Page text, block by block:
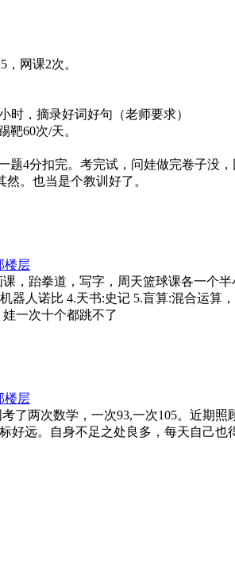
网课2次。
时，摘录好词好句（老师要求）
靶60次/天。
题4分扣完。考完试，问娃做完卷子
。也当是个教训好了。
楼层
课，跆拳道，写字，周天篮球课各一
器人诺比 4.天书:史记 5.盲算:混合运
一次十个都跳不了
楼层
了两次数学，一次93,一次105。近期
远。自身不足之处良多，每天自己也得